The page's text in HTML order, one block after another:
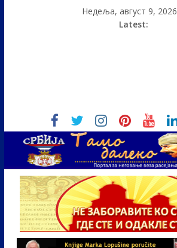
Недеља, август 9, 2026
Latest: